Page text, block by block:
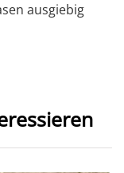
ausgiebig